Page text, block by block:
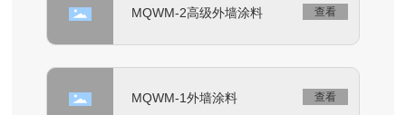
MQWM-2高级外墙涂料 查看
MQWM-1外墙涂料 查看